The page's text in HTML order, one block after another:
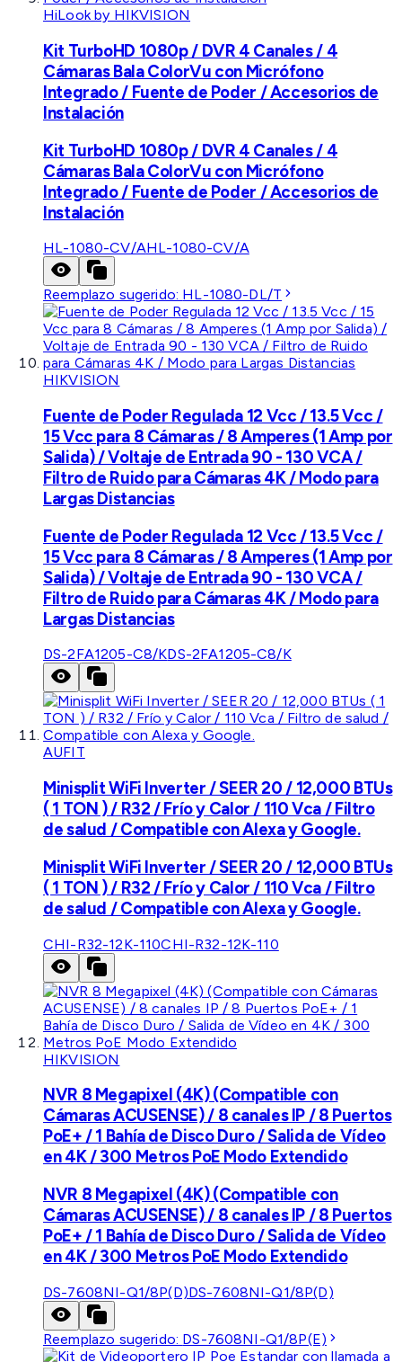
HiLook by HIKVISION
Kit TurboHD 1080p / DVR 4 Canales / 4
Cámaras Bala ColorVu con Micrófono
Integrado / Fuente de Poder / Accesorios de
Instalación
Kit TurboHD 1080p / DVR 4 Canales / 4
Cámaras Bala ColorVu con Micrófono
Integrado / Fuente de Poder / Accesorios de
Instalación
HL-1080-CV/AHL-1080-CV/A
Reemplazo sugerido: HL-1080-DL/T
HIKVISION
Fuente de Poder Regulada 12 Vcc / 13.5 Vcc /
15 Vcc para 8 Cámaras / 8 Amperes (1 Amp por
Salida) / Voltaje de Entrada 90 - 130 VCA /
Filtro de Ruido para Cámaras 4K / Modo para
Largas Distancias
Fuente de Poder Regulada 12 Vcc / 13.5 Vcc /
15 Vcc para 8 Cámaras / 8 Amperes (1 Amp por
Salida) / Voltaje de Entrada 90 - 130 VCA /
Filtro de Ruido para Cámaras 4K / Modo para
Largas Distancias
DS-2FA1205-C8/KDS-2FA1205-C8/K
AUFIT
Minisplit WiFi Inverter / SEER 20 / 12,000 BTUs
( 1 TON ) / R32 / Frío y Calor / 110 Vca / Filtro
de salud / Compatible con Alexa y Google.
Minisplit WiFi Inverter / SEER 20 / 12,000 BTUs
( 1 TON ) / R32 / Frío y Calor / 110 Vca / Filtro
de salud / Compatible con Alexa y Google.
CHI-R32-12K-110CHI-R32-12K-110
HIKVISION
NVR 8 Megapixel (4K) (Compatible con
Cámaras ACUSENSE) / 8 canales IP / 8 Puertos
PoE+ / 1 Bahía de Disco Duro / Salida de Vídeo
en 4K / 300 Metros PoE Modo Extendido
NVR 8 Megapixel (4K) (Compatible con
Cámaras ACUSENSE) / 8 canales IP / 8 Puertos
PoE+ / 1 Bahía de Disco Duro / Salida de Vídeo
en 4K / 300 Metros PoE Modo Extendido
DS-7608NI-Q1/8P(D)DS-7608NI-Q1/8P(D)
Reemplazo sugerido: DS-7608NI-Q1/8P(E)